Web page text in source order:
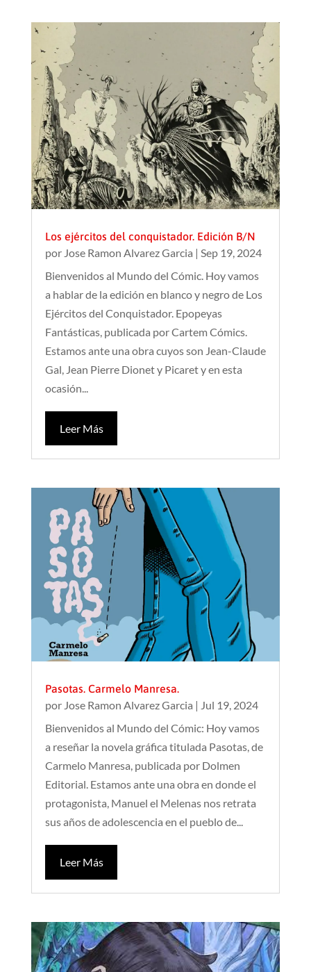
Los ejércitos del conquistador. Edición B/N
por Jose Ramon Alvarez Garcia | Sep 19, 2024
Bienvenidos al Mundo del Cómic. Hoy vamos
a hablar de la edición en blanco y negro de Los
Ejércitos del Conquistador. Epopeyas
Fantásticas, publicada por Cartem Cómics.
Estamos ante una obra cuyos son Jean-Claude
Gal, Jean Pierre Dionet y Picaret y en esta
ocasión...
Leer Más
Pasotas. Carmelo Manresa.
por Jose Ramon Alvarez Garcia | Jul 19, 2024
Bienvenidos al Mundo del Cómic: Hoy vamos
a reseñar la novela gráfica titulada Pasotas, de
Carmelo Manresa, publicada por Dolmen
Editorial. Estamos ante una obra en donde el
protagonista, Manuel el Melenas nos retrata
sus años de adolescencia en el pueblo de...
Leer Más